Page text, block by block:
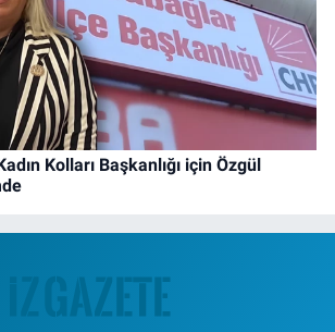
Kolları Başkanlığı için Özgül